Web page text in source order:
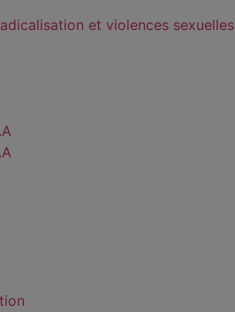
et violences sexuelles